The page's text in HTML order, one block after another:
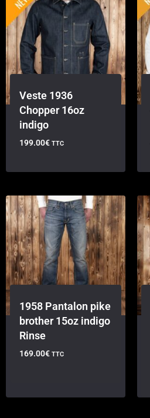
Veste 1936
Chopper 16oz
indigo
199.00€ TTC
1958 Pantalon pike
brother 15oz indigo
Rinse
169.00€ TTC